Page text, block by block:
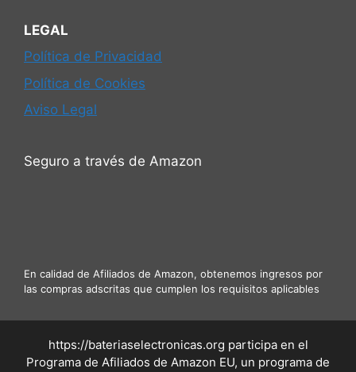
LEGAL
Política de Privacidad
Política de Cookies
Aviso Legal
Seguro a través de Amazon
En calidad de Afiliados de Amazon, obtenemos ingresos por
las compras adscritas que cumplen los requisitos aplicables
https://bateriaselectronicas.org participa en el
Programa de Afiliados de Amazon EU, un programa de